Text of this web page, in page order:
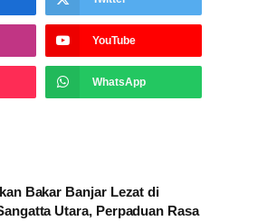
YouTube
WhatsApp
Bakar Banjar Lezat di
Utara, Perpaduan Rasa